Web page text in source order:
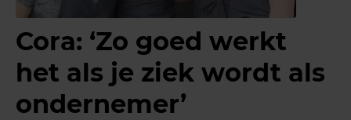
Cora: ‘Zo goed werkt
het als je ziek wordt als
ondernemer’